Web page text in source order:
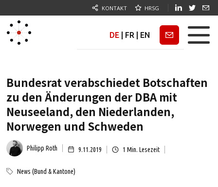
KONTAKT HRSG
DE FR EN Newsletter
Bundesrat verabschiedet Botschaften
zu den Änderungen der DBA mit
Neuseeland, den Niederlanden,
Norwegen und Schweden
Philipp Roth 9.11.2019 1 Min. Lesezeit
News (Bund & Kantone)